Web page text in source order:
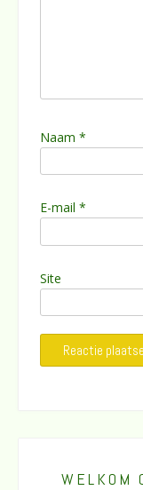
Naam *
E-mail *
Site
WELKOM